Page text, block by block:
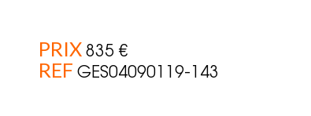
PRIX 835 €
REF GES04090119-143